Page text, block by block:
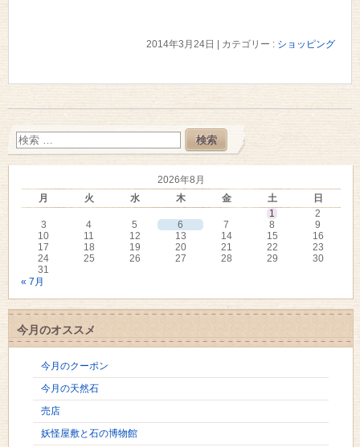
2014年3月24日 カテゴリー : ショッピング
2026年8月
月
火 水 木 金 土
日
1
2
3
4 5 6 7 8
9
10
11 12 13 14 15
16
17
18 19 20 21 22
23
24
25 26 27 28 29
30
31
« 7月
今月のオススメ
今月のクーポン
今月の天然石
売店
妖怪屋敷と石の博物館